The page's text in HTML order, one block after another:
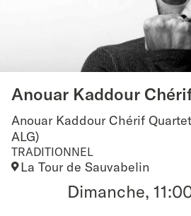
Anouar Kaddour
Anouar Kaddour Chérif
ALG)
TRADITIONNEL
La Tour de Sauvabelin
Dimanche,